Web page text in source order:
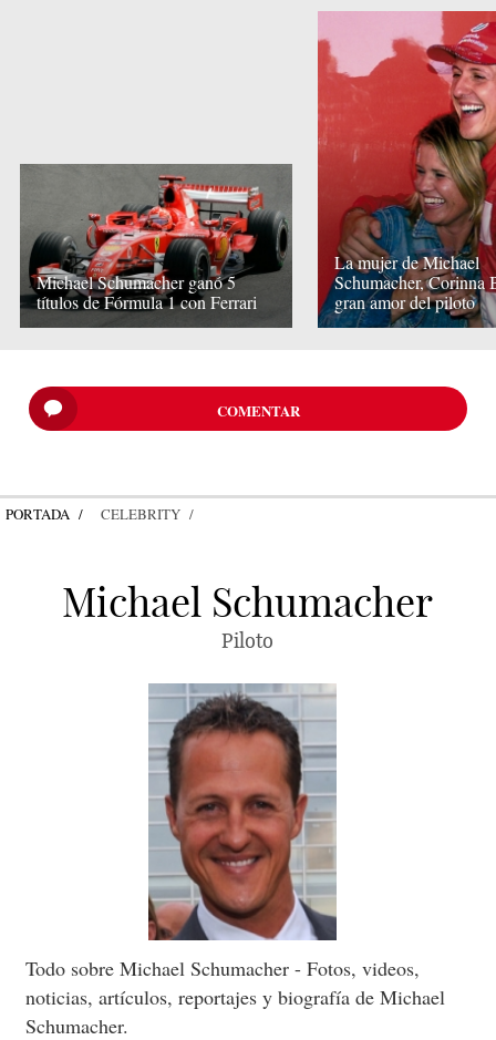
Michael Schumacher ganó 5
títulos de Fórmula 1 con Ferrari
La mujer de Michael
Schumacher, Corinna
gran amor del piloto
COMENTAR
PORTADA CELEBRITY
Michael Schumacher
Piloto
Todo sobre Michael Schumacher - Fotos, videos,
noticias, artículos, reportajes y biografía de Michael
Schumacher.